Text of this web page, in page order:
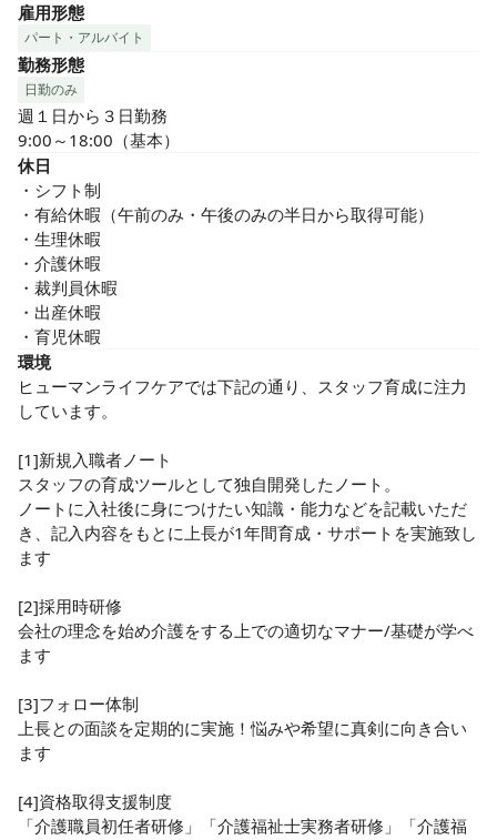
雇用形態
パート・アルバイト
勤務形態
日勤のみ
週１日から３日勤務
9:00～18:00（基本）
休日
・シフト制
・有給休暇（午前のみ・午後のみの半日から取得可能）
・生理休暇
・介護休暇
・裁判員休暇
・出産休暇
・育児休暇
環境
ヒューマンライフケアでは下記の通り、スタッフ育成に注力
しています。
[1]新規入職者ノート
スタッフの育成ツールとして独自開発したノート。
ノートに入社後に身につけたい知識・能力などを記載いただ
き、記入内容をもとに上長が1年間育成・サポートを実施致し
ます
[2]採用時研修
会社の理念を始め介護をする上での適切なマナー/基礎が学べ
ます
[3]フォロー体制
上長との面談を定期的に実施！悩みや希望に真剣に向き合い
ます
[4]資格取得支援制度
「介護職員初任者研修」「介護福祉士実務者研修」「介護福